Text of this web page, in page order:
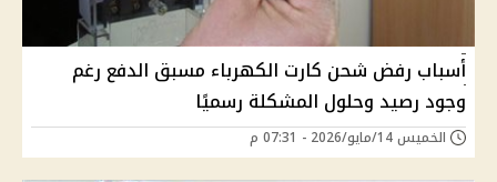
أسباب رفض شحن كارت الكهرباء مسبق الدفع رغم
وجود رصيد وحلول المشكلة رسميًا
الخميس 14/مايو/2026 - 07:31 م